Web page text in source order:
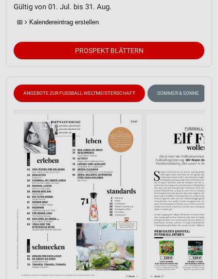
Gültig von 01. Jul. bis 31. Aug.
📅 Kalendereintrag erstellen
PROSPEKT BLÄTTERN
ANGEBOTE ZUR FUSSBALL-WELTMEISTERSCHAFT SOMMER & SONNE